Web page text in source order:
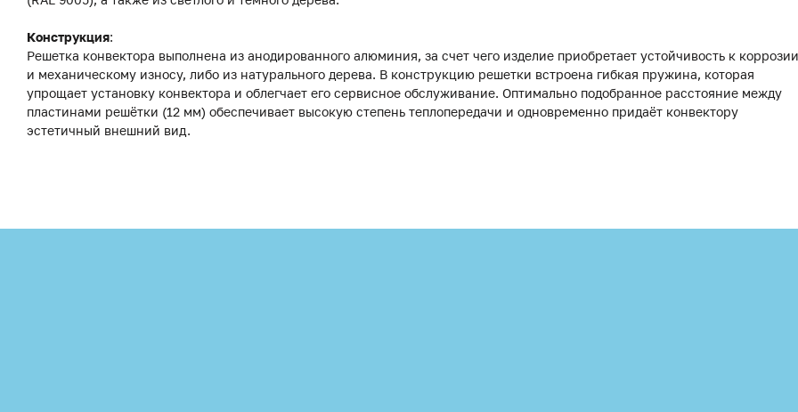
Конструкция:
Решетка конвектора выполнена из анодированного алюминия, за счет чего изделие приобретает устойчивость к коррозии
и механическому износу, либо из натурального дерева. В конструкцию решетки встроена гибкая пружина, которая
упрощает установку конвектора и облегчает его сервисное обслуживание. Оптимально подобранное расстояние между
пластинами решётки (12 мм) обеспечивает высокую степень теплопередачи и одновременно придаёт конвектору
эстетичный внешний вид.